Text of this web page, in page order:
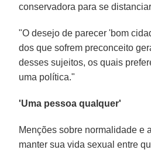
conservadora para se
"O desejo de parecer 'bom
dos que sofrem preconceito
desses sujeitos, os quais
uma política."
'Uma pessoa qualquer'
Menções sobre normalidade e
manter sua vida sexual entre